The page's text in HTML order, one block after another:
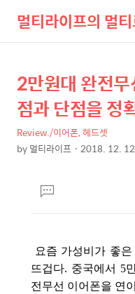
멀티라이프의 멀
상
세
컨
텐
본
문
제
목
2만원대 완전
점과 단점을 정
Review./이어폰, 헤드셋
by멀티라이프 2018. 12.
댓
글
요즘 가성비가 좋
뜨겁다. 중국에서 5
전무선 이어폰을 연